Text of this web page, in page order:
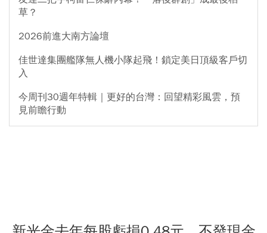
草？
2026前進大南方論壇
佳世達集團艦隊無人機小隊起飛！鎖定美日頂級客戶切
入
今周刊30週年特輯｜更好的台灣：回望精彩風雲，預
見前瞻行動